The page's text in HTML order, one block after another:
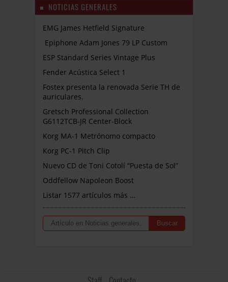
NOTICIAS GENERALES
EMG James Hetfield Signature
Epiphone Adam Jones 79 LP Custom
ESP Standard Series Vintage Plus
Fender Acústica Select 1
Fostex presenta la renovada Serie TH de
auriculares.
Gretsch Professional Collection
G6112TCB-JR Center-Block
Korg MA-1 Metrónomo compacto
Korg PC-1 Pitch Clip
Nuevo CD de Toni Cotolí “Puesta de Sol”
Oddfellow Napoleon Boost
Listar 1577 artículos más …